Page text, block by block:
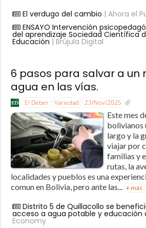
El verdugo del cambio | Ahora el
ENSAYO Intervención
del aprendizaje Sociedad Científica
Educación | Brújula Digital
6 pasos para salvar a un
agua en las vías.
El Deber Variedad 23/Nov/2025
Este mes
bolivianos
largo y la
viajar por
familias y
rutas, la
localidades y pueblos es una
comun en Bolivia, pero ante las... + más
Distrito 5 de Quillacollo se
acceso a agua potable y educación
Economy